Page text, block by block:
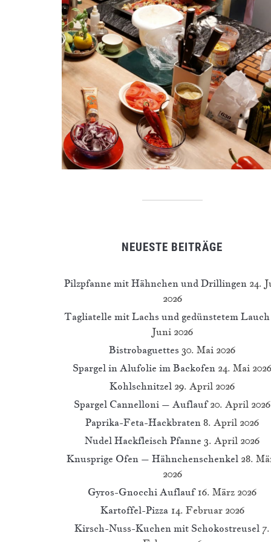
NEUESTE BEITRÄGE
Pilzpfanne mit Hähnchen und Drillingen 24.
2026
Tagliatelle mit Lachs und gedünstetem Lauch
Juni 2026
Bistrobaguettes 30. Mai 2026
Spargel in Alufolie im Backofen 24. Mai 2026
Kohlschnitzel 29. April 2026
Spargel Cannelloni – Auflauf 20. April 2026
Paprika-Feta-Hackbraten 8. April 2026
Nudel Hackfleisch Pfanne 3. April 2026
Knusprige Ofen – Hähnchenschenkel 28.
2026
Gyros-Gnocchi Auflauf 16. März 2026
Kartoffel-Pizza 14. Februar 2026
Kirsch-Nuss-Kuchen mit Schokostreusel 7.